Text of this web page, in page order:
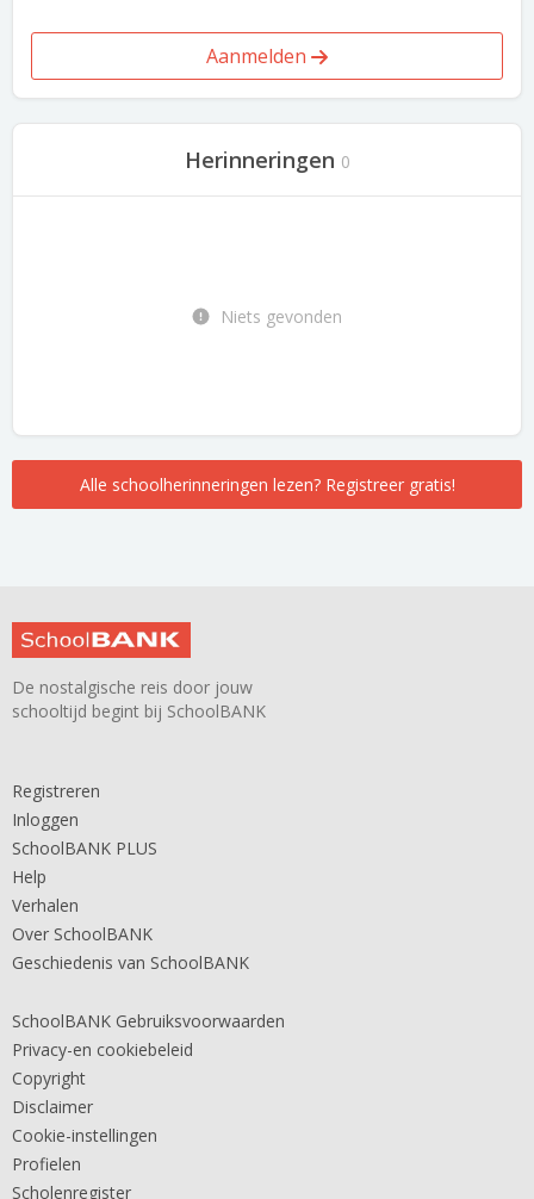
Aanmelden
Herinneringen 0
Niets gevonden
Alle schoolherinneringen lezen? Registreer gratis!
De nostalgische reis door jouw
schooltijd begint bij SchoolBANK
Registreren
Inloggen
SchoolBANK PLUS
Help
Verhalen
Over SchoolBANK
Geschiedenis van SchoolBANK
SchoolBANK Gebruiksvoorwaarden
Privacy-en cookiebeleid
Copyright
Disclaimer
Cookie-instellingen
Profielen
Scholenregister